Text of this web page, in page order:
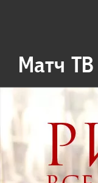
Матч ТВ